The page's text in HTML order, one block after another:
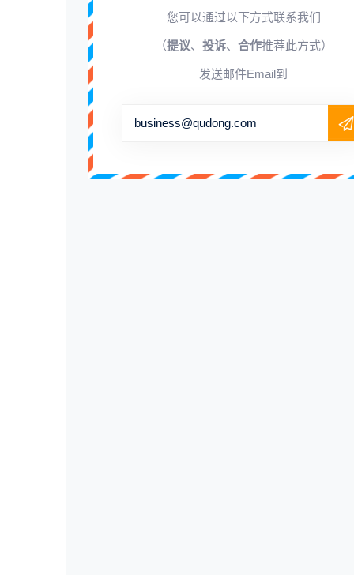
您可以通过以下方式联系我们
（提议、 投诉、 合作推荐此方式）
发送邮件Email到
business@qudong.com